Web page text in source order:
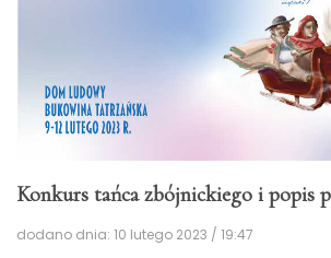
Konkurs tańca zbójnickiego i popis
dodano dnia: 10 lutego 2023 / 19:47